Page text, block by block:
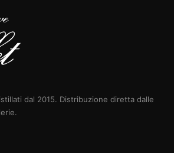
dal 2015. Distribuzione diretta dalle